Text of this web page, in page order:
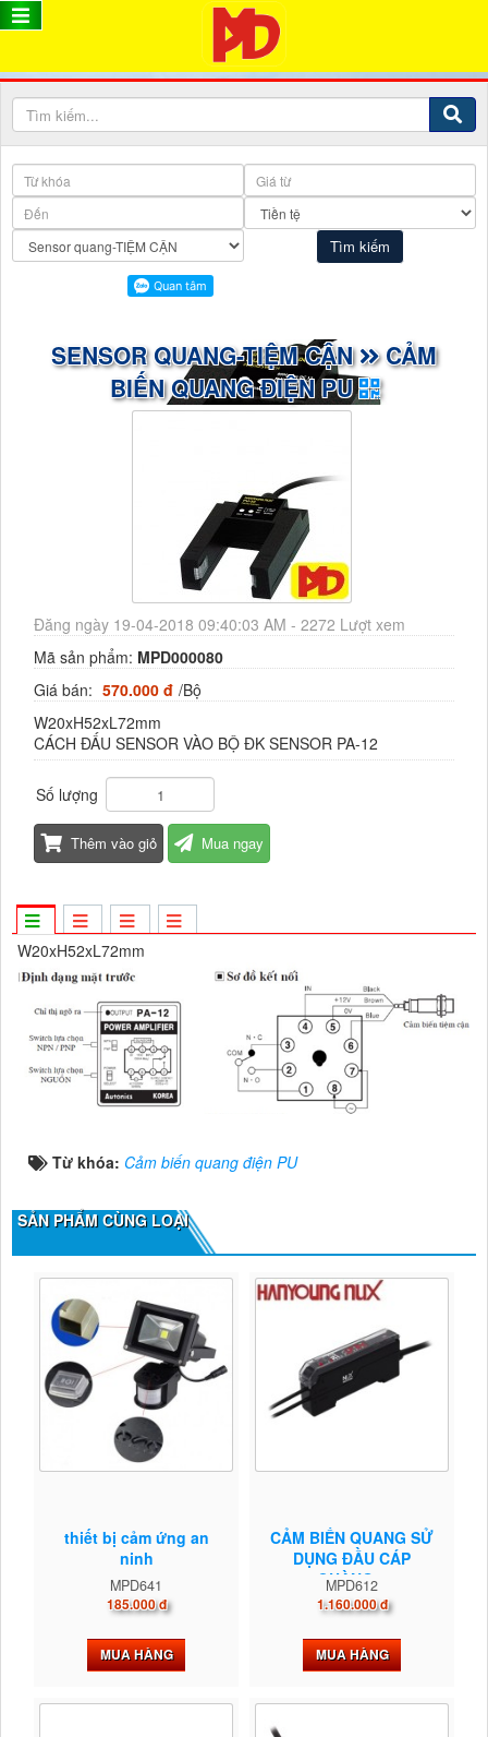
SENSOR QUANG-TIỆM CẬN
CẢM
BIẾN QUANG ĐIỆN PU
Đăng ngày 19-04-2018 09:40:03 AM - 2272 Lượt xem
Mã sản phẩm: MPD000080
Giá bán: 570.000 đ /Bộ
W20xH52xL72mm
CÁCH ĐẤU SENSOR VÀO BỘ ĐK SENSOR PA-12
Số lượng
Thêm vào giỏ Mua ngay
W20xH52xL72mm
Từ khóa: Cảm biến quang điện PU
SẢN PHẨM CÙNG LOẠI
thiết bị cảm ứng an
ninh
MPD641
185.000 đ
MUA HÀNG
CẢM BIẾN QUANG SỬ
DỤNG ĐẦU CÁP
QUÀNG...
MPD612
1.160.000 đ
MUA HÀNG